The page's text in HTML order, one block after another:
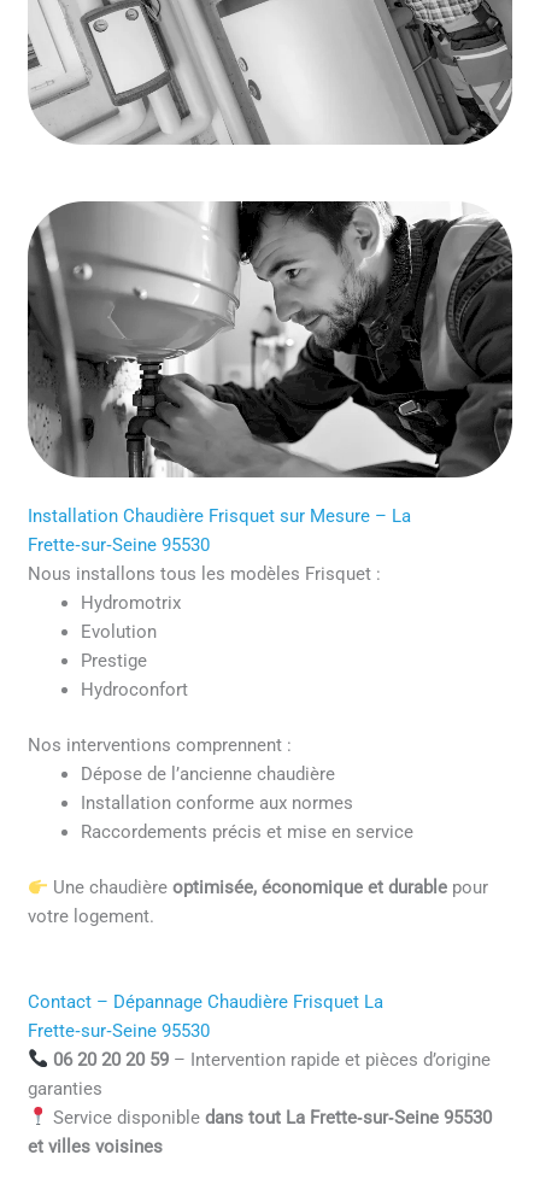
Installation Chaudière Frisquet sur Mesure – La
Frette‑sur‑Seine 95530
Nous installons tous les modèles Frisquet :
Hydromotrix
Evolution
Prestige
Hydroconfort
Nos interventions comprennent :
Dépose de l’ancienne chaudière
Installation conforme aux normes
Raccordements précis et mise en service
Une chaudière optimisée, économique et durablepour
votre logement.
Contact – Dépannage Chaudière Frisquet La
Frette‑sur‑Seine 95530
06 20 20 20 59– Intervention rapide et pièces d’origine
garanties
Service disponible dans tout La Frette‑sur‑Seine 95530
et villes voisines